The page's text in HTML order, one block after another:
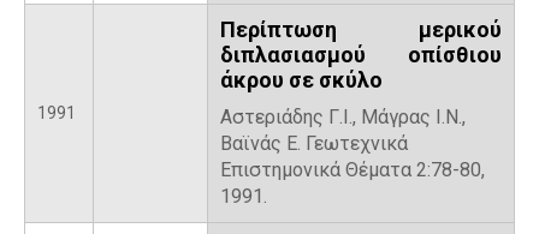
1991
Περίπτωση μερικού
διπλασιασμού οπίσθιου
άκρου σε σκύλο
Αστεριάδης Γ.Ι., Μάγρας Ι.Ν.,
Βαϊνάς Ε. Γεωτεχνικά
Επιστημονικά Θέματα 2:78-80,
1991.